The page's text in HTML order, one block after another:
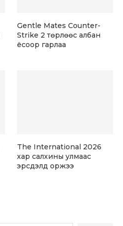
Gentle Mates Counter-
Strike 2 төрлөөс албан
ёсоор гарлаа
The International 2026
хар салхины улмаас
эрсдэлд оржээ